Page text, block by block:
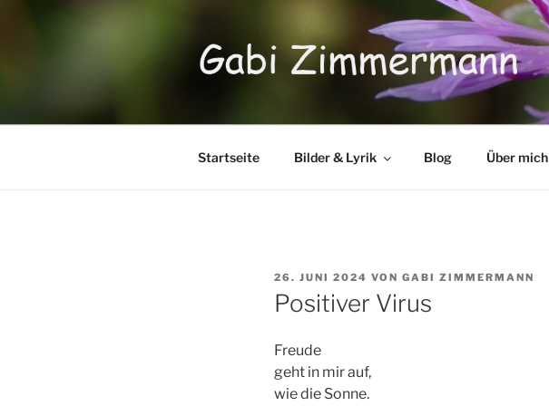
Startseite Bilder & Lyrik Blog Über mich
VERÖFFENTLICHT
AM
26. JUNI 2024 VON GABI ZIMMERMANN
Positiver Virus
Freude
geht in mir auf,
wie die Sonne.